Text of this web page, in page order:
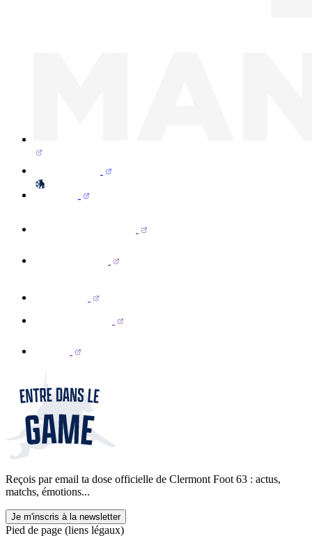
Reçois par email ta dose officielle de Clermont Foot 63 : actus,
matchs, émotions...
Je m'inscris à la newsletter
Pied de page (liens légaux)